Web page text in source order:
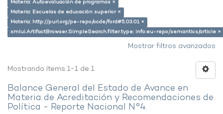
Materia: Autoevaluación de programas ×
Materia: Escuelas de educación superior ×
Materia: http://purl.org/pe-repo/ocde/ford#5.03.01 ×
xmlui.ArtifactBrowser.SimpleSearch.filter.type: info:eu-repo/semantics/article ×
Mostrar filtros avanzados
Mostrando ítems 1-1 de 1
Balance General del Estado de Avance en
Materia de Acreditación y Recomendaciones de
Política - Reporte Nacional N°4.